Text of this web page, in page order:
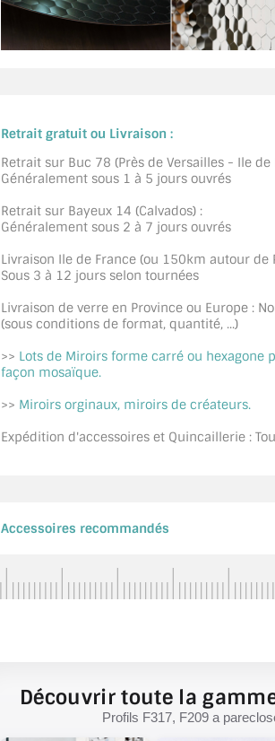
Retrait gratuit ou Livraison :
Retrait sur Buc 78 (Près de Versailles - Ile de
Généralement sous 1 à 5 jours ouvrés
Retrait sur Bayeux 14 (Calvados) :
Généralement sous 2 à 7 jours ouvrés
Livraison Ile de France (ou 150km autour de
Sous 3 à 12 jours selon tournées
Livraison de verre en Province ou Europe :
(sous conditions de format, quantité, ...)
>> Lots de Miroirs forme carré ou hexagone
façon mosaïque.
>> Miroirs orginaux, miroirs de créateurs.
Expédition d'accessoires et Quincaillerie :
Accessoires recommandés
Découvrir toute la
Profils F317, F209 a